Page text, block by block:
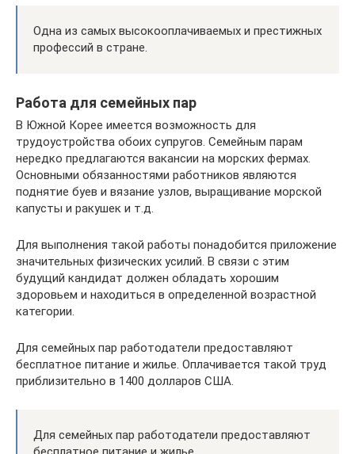
Одна из самых высокооплачиваемых и престижных
профессий в стране.
Работа для семейных пар
В Южной Корее имеется возможность для
трудоустройства обоих супругов. Семейным парам
нередко предлагаются вакансии на морских фермах.
Основными обязанностями работников являются
поднятие буев и вязание узлов, выращивание морской
капусты и ракушек и т.д.
Для выполнения такой работы понадобится приложение
значительных физических усилий. В связи с этим
будущий кандидат должен обладать хорошим
здоровьем и находиться в определенной возрастной
категории.
Для семейных пар работодатели предоставляют
бесплатное питание и жилье. Оплачивается такой труд
приблизительно в 1400 долларов США.
Для семейных пар работодатели предоставляют